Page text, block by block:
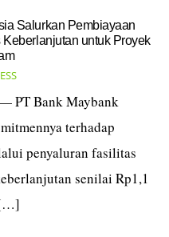
Salurkan Pembiayaan
untuk Proyek
PT Bank Maybank
terhadap
penyaluran fasilitas
senilai Rp1,1
[…]